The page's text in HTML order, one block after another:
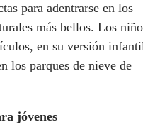
para adentrarse en los
más bellos. Los
en su versión
los parques de nieve de
jóvenes